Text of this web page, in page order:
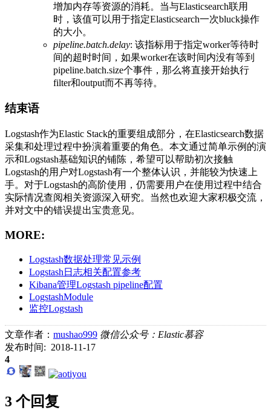
增加内存等资源的消耗。当与Elasticsearch联用
时，该值可以用于指定Elasticsearch一次bluck操作
的大小。
pipeline.batch.delay: 该指标用于指定worker等待时
间的超时时间，如果worker在该时间内没有等到
pipeline.batch.size个事件，那么将直接开始执行
filter和output而不再等待。
结束语
Logstash作为Elastic Stack的重要组成部分，在Elasticsearch数据
采集和处理过程中扮演着重要的角色。本文通过简单示例的演
示和Logstash基础知识的铺陈，希望可以帮助初次接触
Logstash的用户对Logstash有一个整体认识，并能较为快速上
手。对于Logstash的高阶使用，仍需要用户在使用过程中结合
实际情况查阅相关资源深入研究。当然也欢迎大家积极交流，
并对文中的错误提出宝贵意见。
MORE:
Logstash数据处理常见示例
Logstash日志相关配置参考
Kibana管理Logstash pipeline配置
LogstashModule
监控Logstash
文章作者： mushao999 微信公众号：Elastic慕容
发布时间: 2018-11-17
4
3 个回复